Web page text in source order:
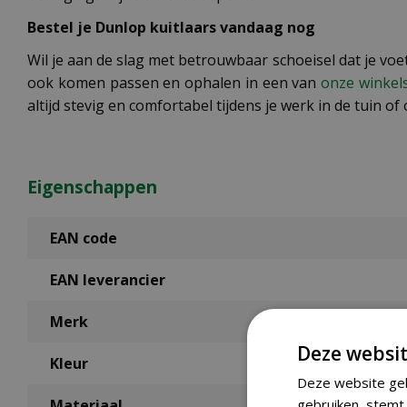
Bestel je Dunlop kuitlaars vandaag nog
Wil je aan de slag met betrouwbaar schoeisel dat je
ook komen passen en ophalen in een vanonze
altijd stevig en comfortabel tijdens je werk in de tuin of
Eigenschappen
EAN code
EAN leverancier
Merk
Kleur Deze
Deze website